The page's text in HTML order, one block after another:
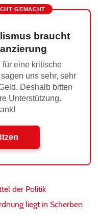
GEMACHT
braucht
eine kritische
uns sehr, sehr
Deshalb bitten
Unterstützung.
der Politik
liegt in Scherben